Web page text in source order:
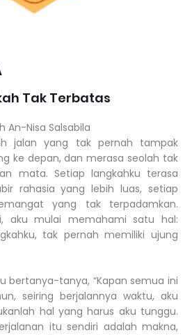
Tak Terbatas
An-Nisa Salsabila
jalan yang tak pernah tampak
ke depan, dan merasa seolah tak
mata. Setiap langkahku terasa
rahasia yang lebih luas, setiap
yang tak terpadamkan.
aku mulai memahami satu hal:
tak pernah memiliki ujung
bertanya-tanya, “Kapan semua ini
seiring berjalannya waktu, aku
hal yang harus aku tunggu.
itu sendiri adalah makna,